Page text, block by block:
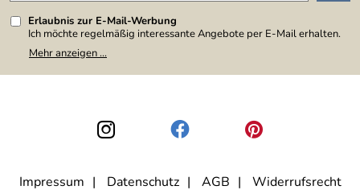
Erlaubnis zur E-Mail-Werbung
Ich möchte regelmäßig interessante Angebote per E-Mail erhalten.
Meine E-Mail-Adresse wird nicht an andere Unternehmen
weitergegeben. Zu statistischen Zwecken wird in anonymer Form
den Link "Abmelden" am Ende des Newsletters anklicke. Die
Datenschutzerklärung
habe ich zur Kenntnis genommen.
Mehr anzeigen ...
Impressum Datenschutz AGB Widerrufsrecht